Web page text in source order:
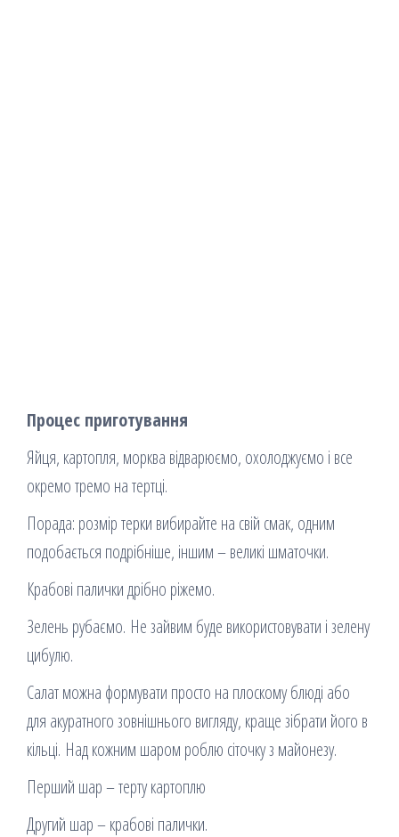
Процес приготування
Яйця, картопля, морква відварюємо, охолоджуємо і все
окремо тремо на тертці.
Порада: розмір терки вибирайте на свій смак, одним
подобається подрібніше, іншим – великі шматочки.
Крабові палички дрібно ріжемо.
Зелень рубаємо. Не зайвим буде використовувати і зелену
цибулю.
Салат можна формувати просто на плоскому блюді або
для акуратного зовнішнього вигляду, краще зібрати його в
кільці. Над кожним шаром роблю сіточку з майонезу.
Перший шар – терту картоплю
Другий шар – крабові палички.